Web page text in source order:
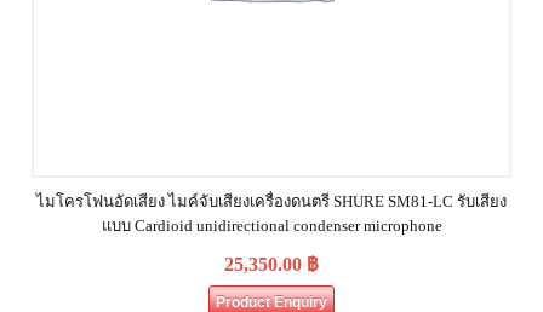
ไมโครโฟนอัดเสียง ไมค์จับเสียงเครื่องดนตรี SHURE SM81‐LC รับเสียง
แบบ Cardioid unidirectional condenser microphone
25,350.00 ฿
Product Enquiry